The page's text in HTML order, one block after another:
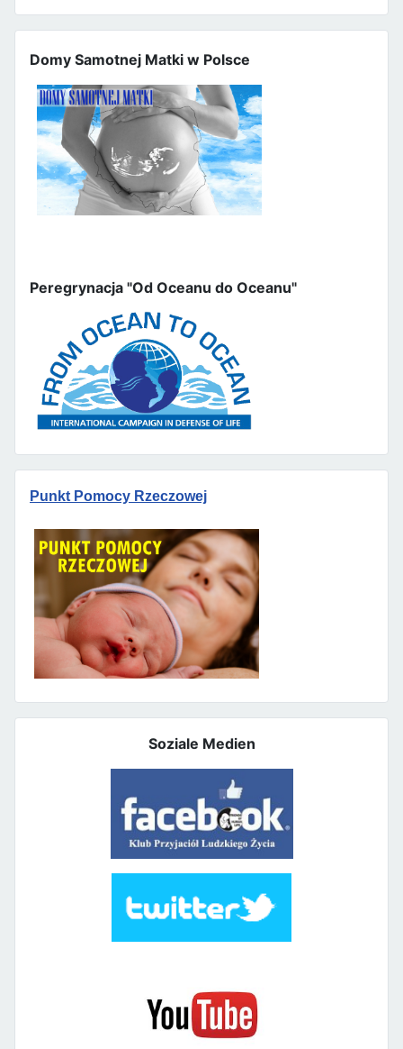
Domy Samotnej Matki w Polsce
Peregrynacja "Od Oceanu do Oceanu"
Punkt Pomocy Rzeczowej
Soziale Medien